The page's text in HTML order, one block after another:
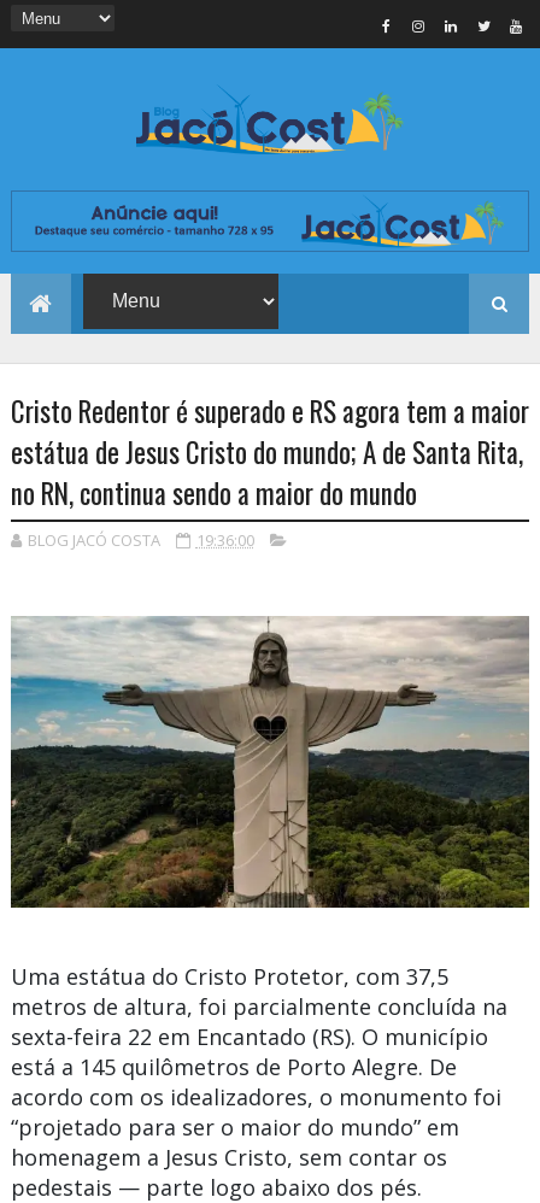
Cristo Redentor é superado e RS agora tem a maior
estátua de Jesus Cristo do mundo; A de Santa Rita,
no RN, continua sendo a maior do mundo
BLOG JACÓ COSTA 19:36:00
Uma estátua do Cristo Protetor, com 37,5
metros de altura, foi parcialmente concluída na
sexta-feira 22 em Encantado (RS). O município
está a 145 quilômetros de Porto Alegre. De
acordo com os idealizadores, o monumento foi
“projetado para ser o maior do mundo” em
homenagem a Jesus Cristo, sem contar os
pedestais — parte logo abaixo dos pés.